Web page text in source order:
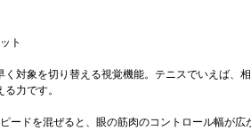
ト
く対象を切り替える視覚機能。テニスでいえば
力です。
ードを混ぜると、眼の筋肉のコントロール幅が広